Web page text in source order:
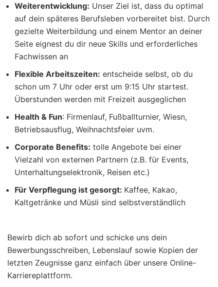
Weiterentwicklung: Unser Ziel ist, dass du optimal
auf dein späteres Berufsleben vorbereitet bist. Durch
gezielte Weiterbildung und einem Mentor an deiner
Seite eignest du dir neue Skills und erforderliches
Fachwissen an
Flexible Arbeitszeiten: entscheide selbst, ob du
schon um 7 Uhr oder erst um 9:15 Uhr startest.
Überstunden werden mit Freizeit ausgeglichen
Health & Fun: Firmenlauf, Fußballturnier, Wiesn,
Betriebsausflug, Weihnachtsfeier uvm.
Corporate Benefits: tolle Angebote bei einer
Vielzahl von externen Partnern (z.B. für Events,
Unterhaltungselektronik, Reisen etc.)
Für Verpflegung ist gesorgt: Kaffee, Kakao,
Kaltgetränke und Müsli sind selbstverständlich
Bewirb dich ab sofort und schicke uns dein
Bewerbungsschreiben, Lebenslauf sowie Kopien der
letzten Zeugnisse ganz einfach über unsere Online-
Karriereplattform.